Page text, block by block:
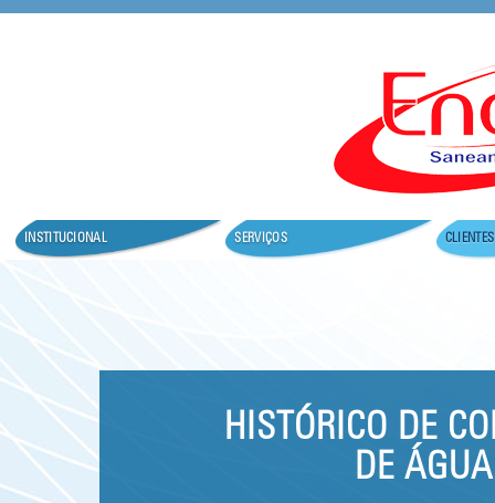
INSTITUCIONAL SERVIÇOS CLIENTES
HISTÓRICO DE
DE